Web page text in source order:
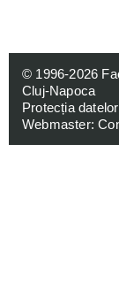
© 1996-2026
Cluj-Napoca
Protecția
Webmaster: